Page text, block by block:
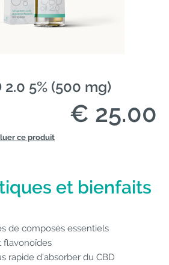
5% (500 mg)
€ 25.00
ce produit
et bienfaits
de composés essentiels
flavonoïdes
rapide d’absorber du CBD